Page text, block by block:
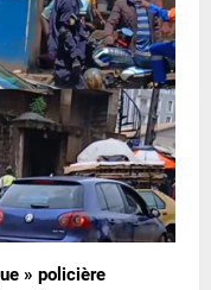
» policière